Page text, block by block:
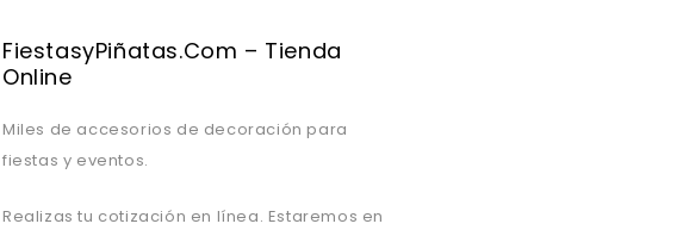
FiestasyPiñatas.com – Tienda
Online
Miles de accesorios de decoración para
fiestas y eventos.
Realizas tu cotización en línea. Estaremos en